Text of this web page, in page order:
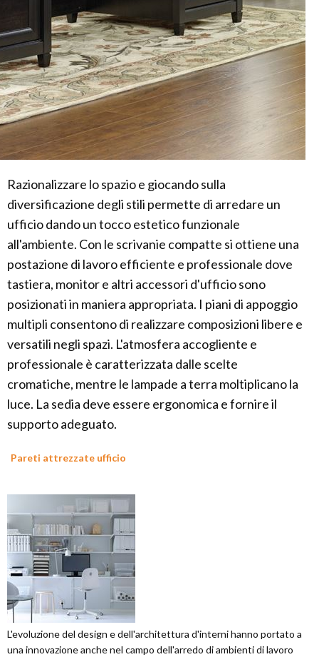
Razionalizzare lo spazio e giocando sulla
diversificazione degli stili permette di arredare un
ufficio dando un tocco estetico funzionale
all'ambiente. Con le scrivanie compatte si ottiene una
postazione di lavoro efficiente e professionale dove
tastiera, monitor e altri accessori d'ufficio sono
posizionati in maniera appropriata. I piani di appoggio
multipli consentono di realizzare composizioni libere e
versatili negli spazi. L'atmosfera accogliente e
professionale è caratterizzata dalle scelte
cromatiche, mentre le lampade a terra moltiplicano la
luce. La sedia deve essere ergonomica e fornire il
supporto adeguato.
Pareti attrezzate ufficio
L'evoluzione del design e dell'architettura d'interni hanno portato a
una innovazione anche nel campo dell'arredo di ambienti di lavoro